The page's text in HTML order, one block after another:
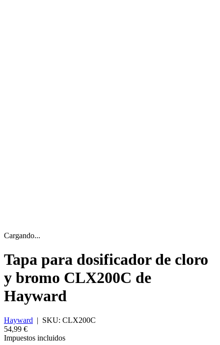
Cargando...
Tapa para dosificador de cloro
y bromo CLX200C de
Hayward
Hayward | SKU: CLX200C
54,99 €
Impuestos incluidos